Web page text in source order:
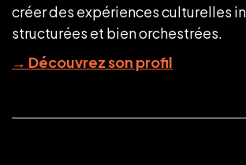
créer des expériences culturelles
structurées et bien orchestrées.
→ Découvrez son profil